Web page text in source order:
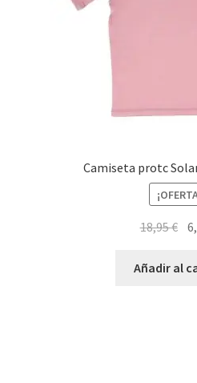
Camiseta protc
18,95€ El
Añadir al